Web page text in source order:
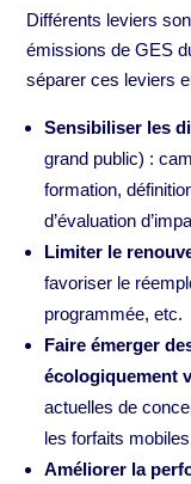
Différents leviers
émissions de GES
séparer ces leviers
Sensibiliser les
grand public) :
formation,
d’évaluation
Limiter le
favoriser le
programmée, etc.
Faire émerger
écologiquement
actuelles de
les forfaits
Améliorer la